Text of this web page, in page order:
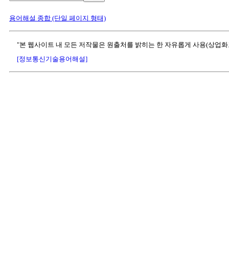
용어해설 종합 (단일 페이지 형태)
"본 웹사이트 내 모든 저작물은 원출처를 밝히는 한 자유롭게 사용(상업
[정보통신기술용어해설]